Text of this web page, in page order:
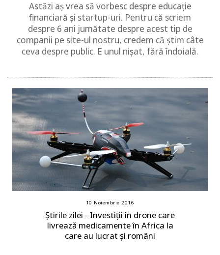
Astăzi aș vrea să vorbesc despre educație
financiară și startup-uri. Pentru că scriem
despre 6 ani jumătate despre acest tip de
companii pe site-ul nostru, credem că știm câte
ceva despre public. E unul nișat, fără îndoială.
10 Noiembrie 2016
Știrile zilei - Investiții în drone care
livrează medicamente în Africa la
care au lucrat și români